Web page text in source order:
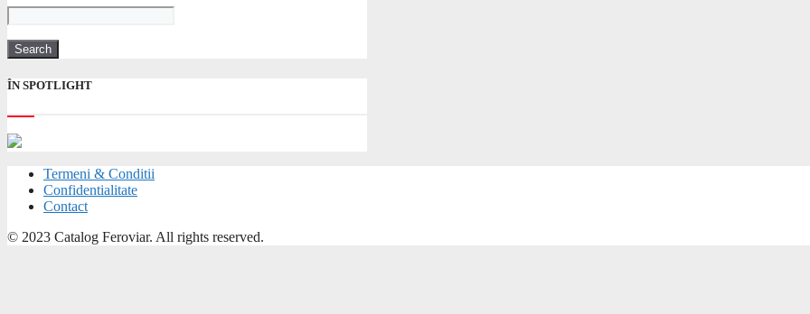
ÎN SPOTLIGHT
Termeni & Conditii
Confidentialitate
Contact
© 2023 Catalog Feroviar. All rights reserved.